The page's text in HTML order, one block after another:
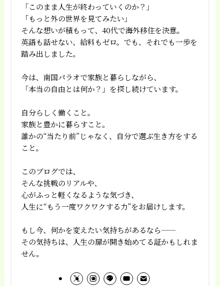
「このまま人生が終わっていくのか？」
「もっと外の世界を見てみたい」
そんな想いが積もって、40代で海外移住を決意。
英語も話せない、給料もゼロ。でも、それでも一歩を
踏み出しました。
今は、南国パラオで家族と暮らしながら、
「本当の自由とは何か？」を探し続けています。
自分らしく働くこと。
家族と豊かに暮らすこと。
誰かの“当たり前”じゃなく、自分で選ぶ生き方をする
こと。
このブログでは、
そんな挑戦のリアルや、
心がふっと軽くなるような気づき、
人生に“もう一度ワクワクする力”をお届けします。
もし今、何かを変えたい気持ちがあるなら——
その気持ちは、人生の扉が開き始めてる証かもしれま
せん。